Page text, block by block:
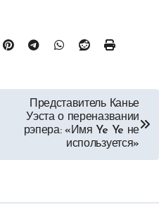
Представитель Канье
Уэста о переназвании
рэпера: «Имя Ye Ye не
используется»